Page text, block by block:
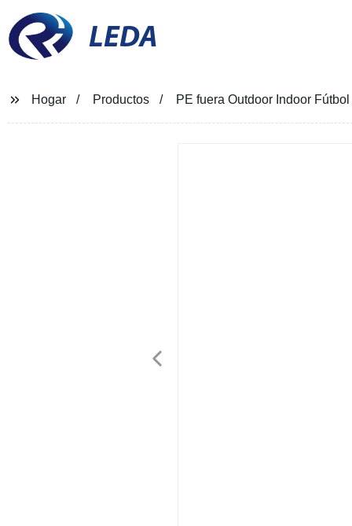
LEDA
Hogar Productos PE fuera Outdoor Indoor